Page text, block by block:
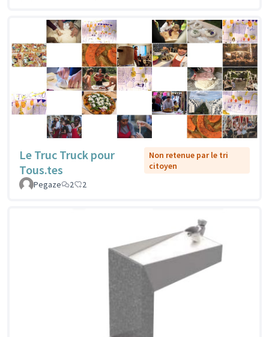
Le Truc Truck pour
Tous.tes
Non retenue par le tri
citoyen
Pegaze
2 2